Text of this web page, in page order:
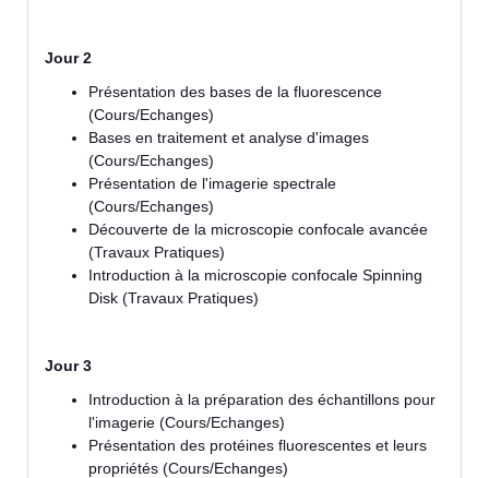
Jour 2
Présentation des bases de la fluorescence
(Cours/Echanges)
Bases en traitement et analyse d'images
(Cours/Echanges)
Présentation de l'imagerie spectrale
(Cours/Echanges)
Découverte de la microscopie confocale avancée
(Travaux Pratiques)
Introduction à la microscopie confocale Spinning
Disk (Travaux Pratiques)
Jour 3
Introduction à la préparation des échantillons pour
l'imagerie (Cours/Echanges)
Présentation des protéines fluorescentes et leurs
propriétés (Cours/Echanges)